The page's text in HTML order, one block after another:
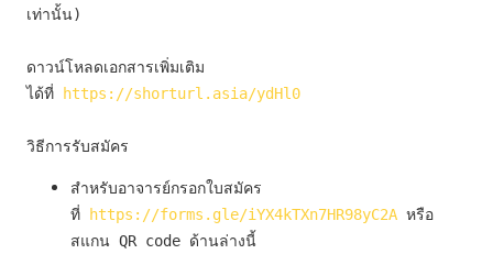
เท่านั้น)
ดาวน์โหลดเอกสารเพิ่มเติม
ได้ที่
https://shorturl.asia/ydHl0
วิธีการรับสมัคร
สำหรับอาจารย์กรอกใบสมัคร
ที่
https://forms.gle/iYX4kTXn7HR98yC2A หรือ
สแกน QR code ด้านล่างนี้